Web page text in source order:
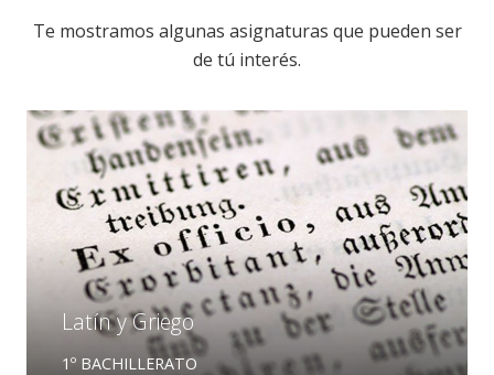
Te mostramos algunas asignaturas que pueden ser
de tú interés.
Latín y Griego
1º BACHILLERATO